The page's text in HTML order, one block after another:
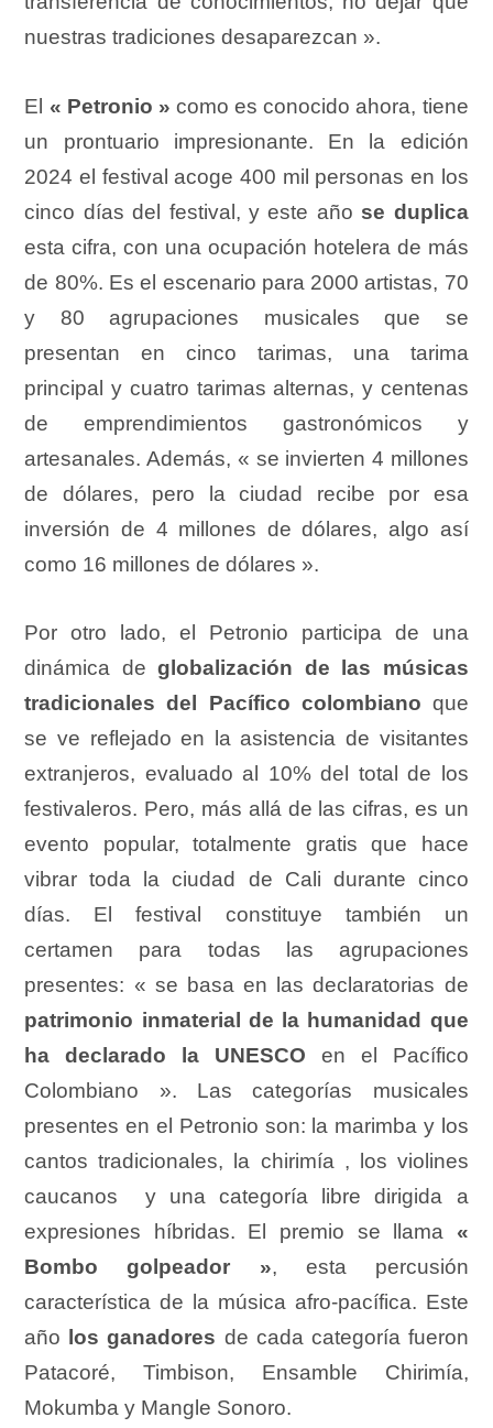
nuestras tradiciones desaparezcan ».
El « Petronio » como es conocido ahora, tiene
un prontuario impresionante. En la edición
2024 el festival acoge 400 mil personas en los
cinco días del festival, y este año se duplica
esta cifra, con una ocupación hotelera de más
de 80%. Es el escenario para 2000 artistas, 70
y 80 agrupaciones musicales que se
presentan en cinco tarimas, una tarima
principal y cuatro tarimas alternas, y centenas
de emprendimientos gastronómicos y
artesanales. Además, « se invierten 4 millones
de dólares, pero la ciudad recibe por esa
inversión de 4 millones de dólares, algo así
como 16 millones de dólares ».
Por otro lado, el Petronio participa de una
dinámica deglobalización de las músicas
tradicionales del Pacífico colombiano que
se ve reflejado en la asistencia de visitantes
extranjeros, evaluado al 10% del total de los
festivaleros. Pero, más allá de las cifras, es un
evento popular, totalmente gratis que hace
vibrar toda la ciudad de Cali durante cinco
días. El festival constituye también un
certamen para todas las agrupaciones
presentes: « se basa en las declaratorias de
patrimonio inmaterial de la humanidad que
ha declarado la UNESCO en el Pacífico
Colombiano ». Las categorías musicales
presentes en el Petronio son: la marimba y los
cantos tradicionales, la chirimía , los violines
caucanos y una categoría libre dirigida a
expresiones híbridas. El premio se llama «
Bombo golpeador », esta percusión
característica de la música afro-pacífica. Este
año los ganadores de cada categoría fueron
Patacoré, Timbison, Ensamble Chirimía,
Mokumba y Mangle Sonoro.